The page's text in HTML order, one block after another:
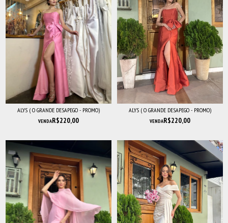
ALYS ( O GRANDE DESAPEGO - PROMO)
VENDAR$220,00
ALYS ( O GRANDE DESAPEGO - PROMO)
VENDAR$220,00